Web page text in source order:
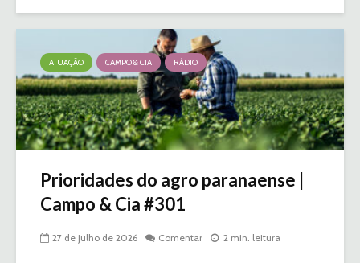
ATUAÇÃO CAMPO & CIA RÁDIO
Prioridades do agro paranaense |
Campo & Cia #301
27 de julho de 2026 Comentar 2 min. leitura